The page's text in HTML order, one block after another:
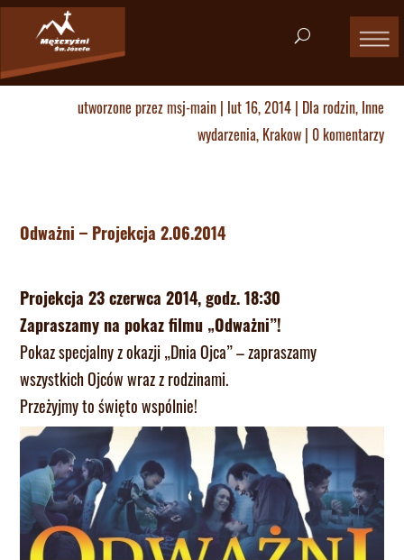
utworzone przezmsj-main| lut 16, 2014| Dla rodzin, Inne
wydarzenia, Krakow| 0 komentarzy
Odważni – Projekcja 2.06.2014
Projekcja 23 czerwca 2014, godz. 18:30
Zapraszamy na pokaz filmu „Odważni”!
Pokaz specjalny z okazji „Dnia Ojca” – zapraszamy
wszystkich Ojców wraz z rodzinami.
Przeżyjmy to święto wspólnie!